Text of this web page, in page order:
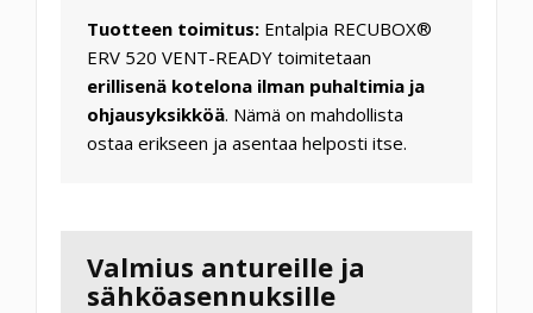
Tuotteen toimitus: Entalpia RECUBOX®
ERV 520 VENT-READY toimitetaan
erillisenä kotelona ilman puhaltimia ja
ohjausyksikköä. Nämä on mahdollista
ostaa erikseen ja asentaa helposti itse.
Valmius antureille ja
sähköasennuksille